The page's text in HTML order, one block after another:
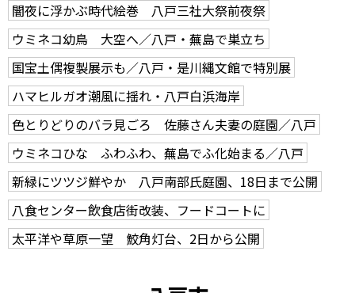
闇夜に浮かぶ時代絵巻 八戸三社大祭前夜祭
ウミネコ幼鳥 大空へ／八戸・蕪島で巣立ち
国宝土偶複製展示も／八戸・是川縄文館で特別展
ハマヒルガオ潮風に揺れ・八戸白浜海岸
色とりどりのバラ見ごろ 佐藤さん夫妻の庭園／八戸
ウミネコひな ふわふわ、蕪島でふ化始まる／八戸
新緑にツツジ鮮やか 八戸南部氏庭園、18日まで公開
八食センター飲食店街改装、フードコートに
太平洋や草原一望 鮫角灯台、2日から公開